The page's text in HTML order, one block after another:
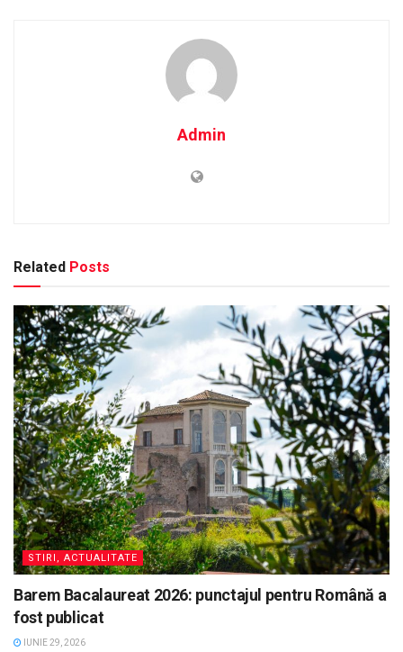
Admin
Related Posts
STIRI, ACTUALITATE
Barem Bacalaureat 2026: punctajul pentru Română a
fost publicat
IUNIE 29, 2026